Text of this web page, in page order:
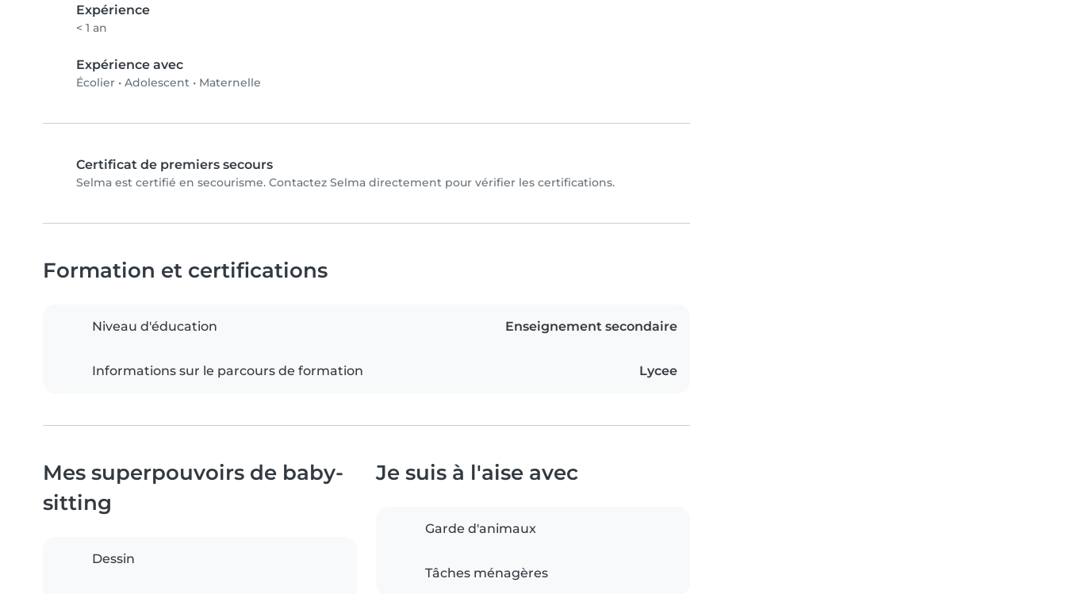
Expérience
< 1 an
Expérience avec
Écolier • Adolescent • Maternelle
Certificat de premiers secours
Selma est certifié en secourisme. Contactez Selma directement pour vérifier les certifications.
Formation et certifications
Niveau d'éducation Enseignement secondaire
Informations sur le parcours de formation Lycee
Mes superpouvoirs de baby-
sitting
Dessin
Je suis à l'aise avec
Garde d'animaux
Tâches ménagères